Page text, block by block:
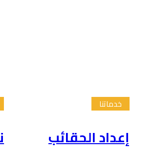
خدماتنا
إعداد الحقائب